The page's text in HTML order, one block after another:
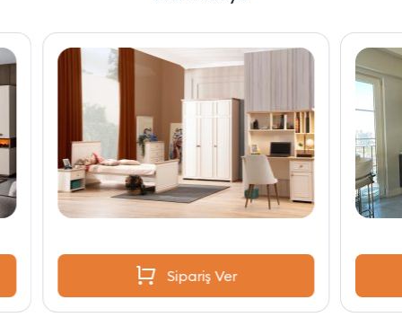
Sipariş Ver